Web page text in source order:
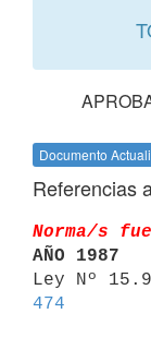
Documento
Referencias
Norma/s
AÑO 1987
474